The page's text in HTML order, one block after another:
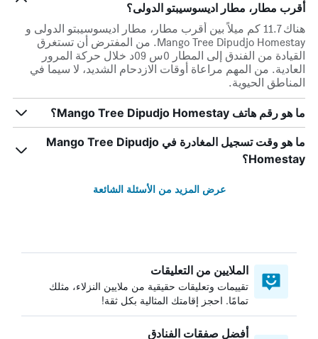
أقرب مطار، مطار اديسوسيبتو الدولى؟
هناك 11.7 كم ميلاً بين أقرب مطار، مطار اديسوسيبتو الدولى و
Mango Tree Dipudjo Homestay. من المفترض أن تستغرق
القيادة من الفندق إلى المطار 0س 09د خلال حركة المرور
العادية. من المهم مراعاة أوقات الازدحام الشديد، لا سيما في
المناطق الحيوية.
ما هو رقم هاتف Mango Tree Dipudjo Homestay؟
ما هو وقت تسجيل المغادرة في Mango Tree Dipudjo
Homestay؟
عرض المزيد من الأسئلة الشائعة
الملايين من التعليقات
تقييمات وتعليقات حقيقية من ملايين النزلاء، مثلك
تمامًا. احجز إقامتك المثالية بكل ثقة!
أفضل صفقات الفنادق